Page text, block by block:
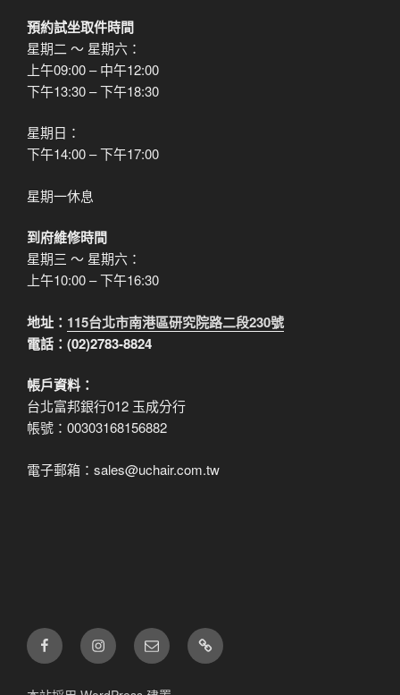
預約試坐取件時間
星期二 ～ 星期六：
上午09:00 – 中午12:00
下午13:30 – 下午18:30
星期日：
下午14:00 – 下午17:00
星期一休息
到府維修時間
星期三 ～ 星期六：
上午10:00 – 下午16:30
地址： 115台北市南港區研究院路二段230號
電話：(02)2783-8824
帳戶資料：
台北富邦銀行012 玉成分行
帳號：00303168156882
電子郵箱：sales@uchair.com.tw
FB IG
電
子
LINE